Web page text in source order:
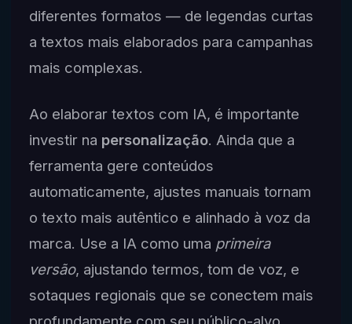
diferentes formatos — de legendas curtas
a textos mais elaborados para campanhas
mais complexas.
Ao elaborar textos com IA, é importante
investir na personalização. Ainda que a
ferramenta gere conteúdos
automaticamente, ajustes manuais tornam
o texto mais autêntico e alinhado à voz da
marca. Use a IA como uma primeira
versão, ajustando termos, tom de voz, e
sotaques regionais que se conectem mais